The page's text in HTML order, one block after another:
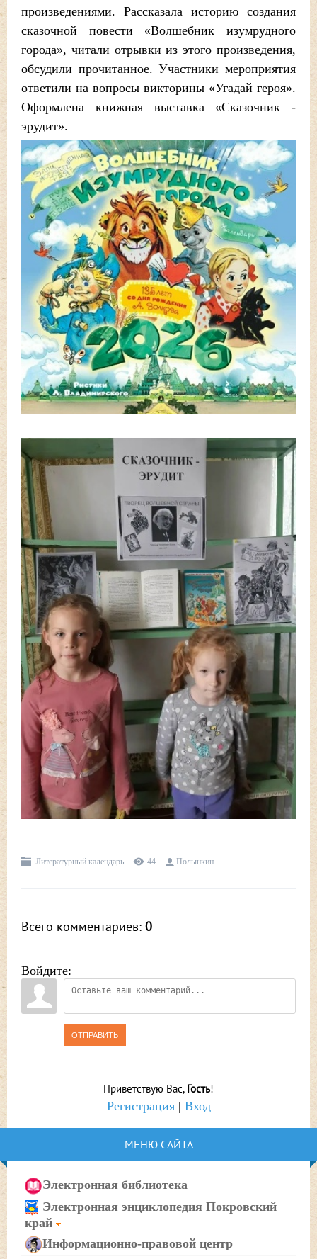
произведениями. Рассказала историю создания
сказочной повести «Волшебник изумрудного
города», читали отрывки из этого произведения,
обсудили прочитанное. Участники мероприятия
ответили на вопросы викторины «Угадай героя».
Оформлена книжная выставка «Сказочник -
эрудит».
Литературный календарь 44 Полынкин
Всего комментариев: 0
Войдите:
ОТПРАВИТЬ
Приветствую Вас, Гость!
Регистрация| Вход
МЕНЮ САЙТА
Электронная библиотека
Электронная энциклопедия Покровский
край
Информационно-правовой центр